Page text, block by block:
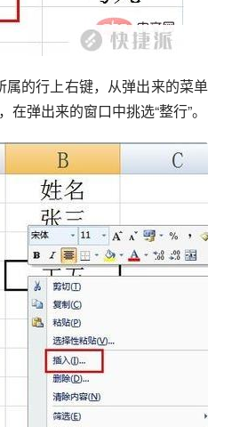
属的行上右键，从弹出来的菜单
在弹出来的窗口中挑选“整行”。